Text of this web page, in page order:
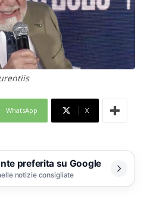
WhatsApp X
preferita su Google
notizie consigliate